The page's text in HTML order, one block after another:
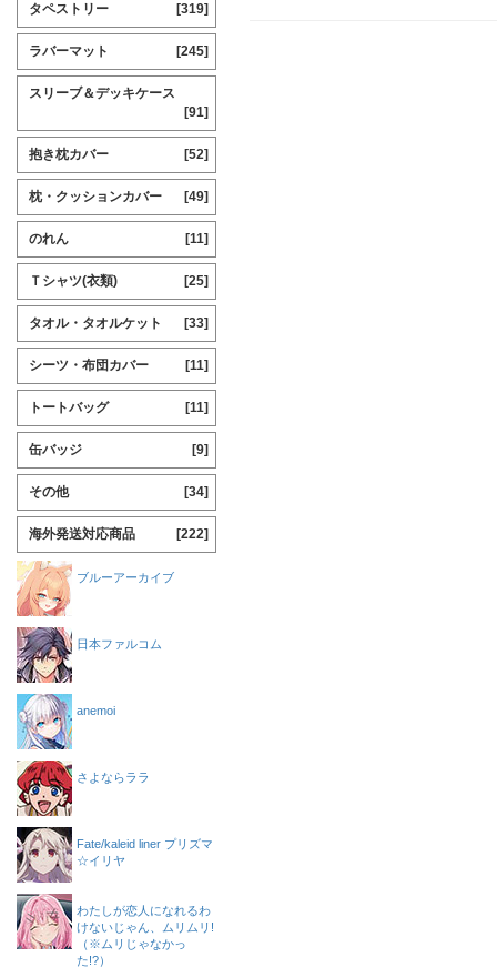
タペストリー [319]
ラバーマット [245]
スリーブ＆デッキケース
[91]
抱き枕カバー [52]
枕・クッションカバー [49]
のれん [11]
Ｔシャツ(衣類) [25]
タオル・タオルケット [33]
シーツ・布団カバー [11]
トートバッグ [11]
缶バッジ [9]
その他 [34]
海外発送対応商品 [222]
ブルーアーカイブ
日本ファルコム
anemoi
さよならララ
Fate/kaleid liner プリズマ
☆イリヤ
わたしが恋人になれるわ
けないじゃん、ムリムリ!
（※ムリじゃなかっ
た!?）